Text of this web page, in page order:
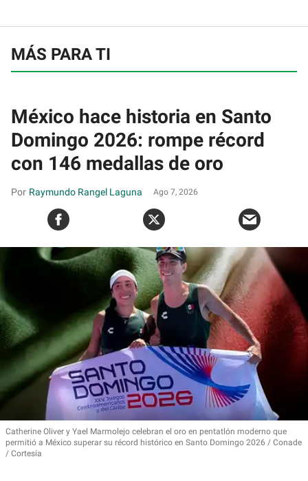
MÁS PARA TI
México hace historia en Santo
Domingo 2026: rompe récord
con 146 medallas de oro
Raymundo Rangel Laguna Ago 7, 2026
Catherine Oliver y Yael Marmolejo celebran el oro en pentatlón moderno que
permitió a México superar su récord histórico en Santo Domingo 2026
Conade
/ Cortesía